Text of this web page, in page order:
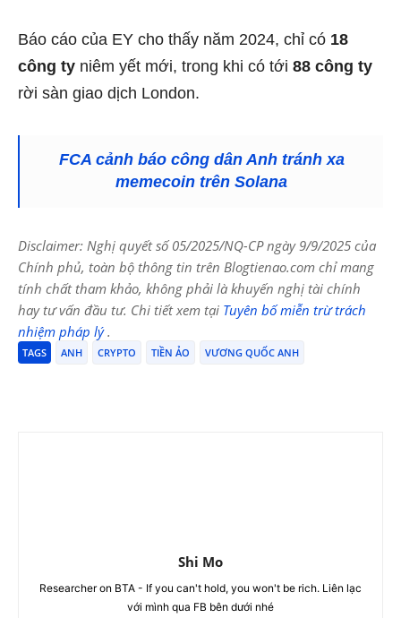
Báo cáo của EY cho thấy năm 2024, chỉ có 18
công ty niêm yết mới, trong khi có tới 88 công ty
rời sàn giao dịch London.
FCA cảnh báo công dân Anh tránh xa
memecoin trên Solana
Disclaimer: Nghị quyết số 05/2025/NQ-CP ngày 9/9/2025 của
Chính phủ, toàn bộ thông tin trên Blogtienao.com chỉ mang
tính chất tham khảo, không phải là khuyến nghị tài chính
hay tư vấn đầu tư. Chi tiết xem tại Tuyên bố miễn trừ trách
nhiệm pháp lý.
TAGS ANH CRYPTO TIỀN ẢO VƯƠNG QUỐC ANH
Shi Mo
Researcher on BTA - If you can't hold, you won't be rich. Liên lạc
với mình qua FB bên dưới nhé